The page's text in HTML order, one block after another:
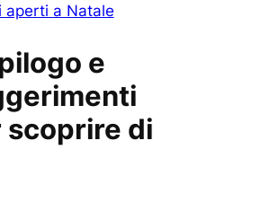
aperti a Natale
e
scoprire di